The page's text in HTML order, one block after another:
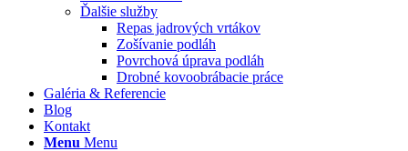
Ďalšie služby
Repas jadrových vrtákov
Zošívanie podláh
Povrchová úprava podláh
Drobné kovoobrábacie práce
Galéria & Referencie
Blog
Kontakt
Menu Menu